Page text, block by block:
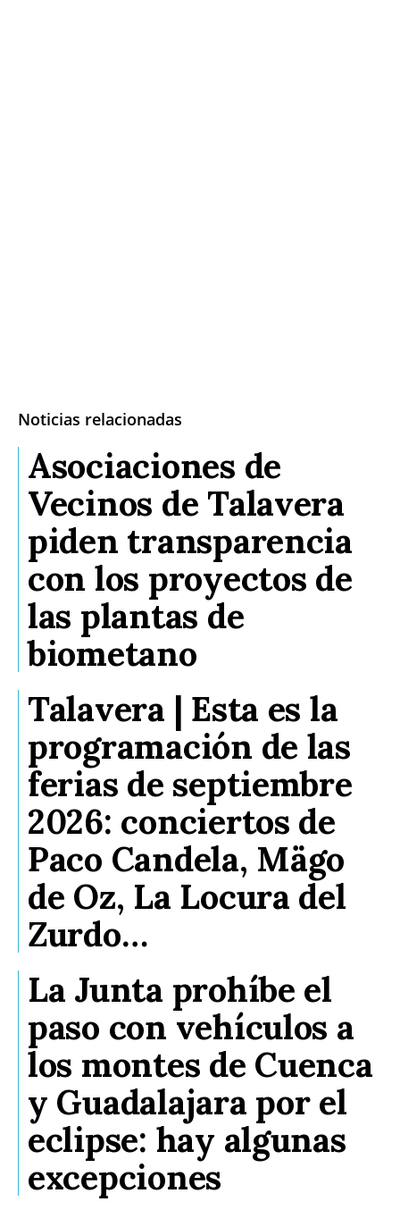
Noticias relacionadas
Asociaciones de
Vecinos de Talavera
piden transparencia
con los proyectos de
las plantas de
biometano
Talavera | Esta es la
programación de las
ferias de septiembre
2026: conciertos de
Paco Candela, Mägo
de Oz, La Locura del
Zurdo…
La Junta prohíbe el
paso con vehículos a
los montes de Cuenca
y Guadalajara por el
eclipse: hay algunas
excepciones